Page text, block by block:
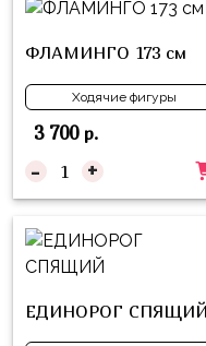
ФЛАМИНГО 173 см
Ходячие фигуры
3 700р.
- +
ЕДИНОРОГ СПЯЩИЙ
Куклы
Для
Него
Для
Неё
Тедди
Транспорт
/